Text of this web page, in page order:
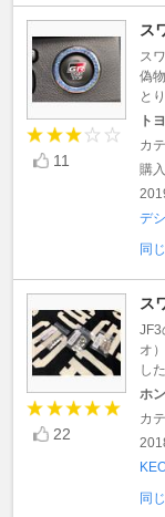
11
ス
ス
偽
と
ト
カ
購
デ
同
22
ス
JF3
オ
した
ホ
カ
同